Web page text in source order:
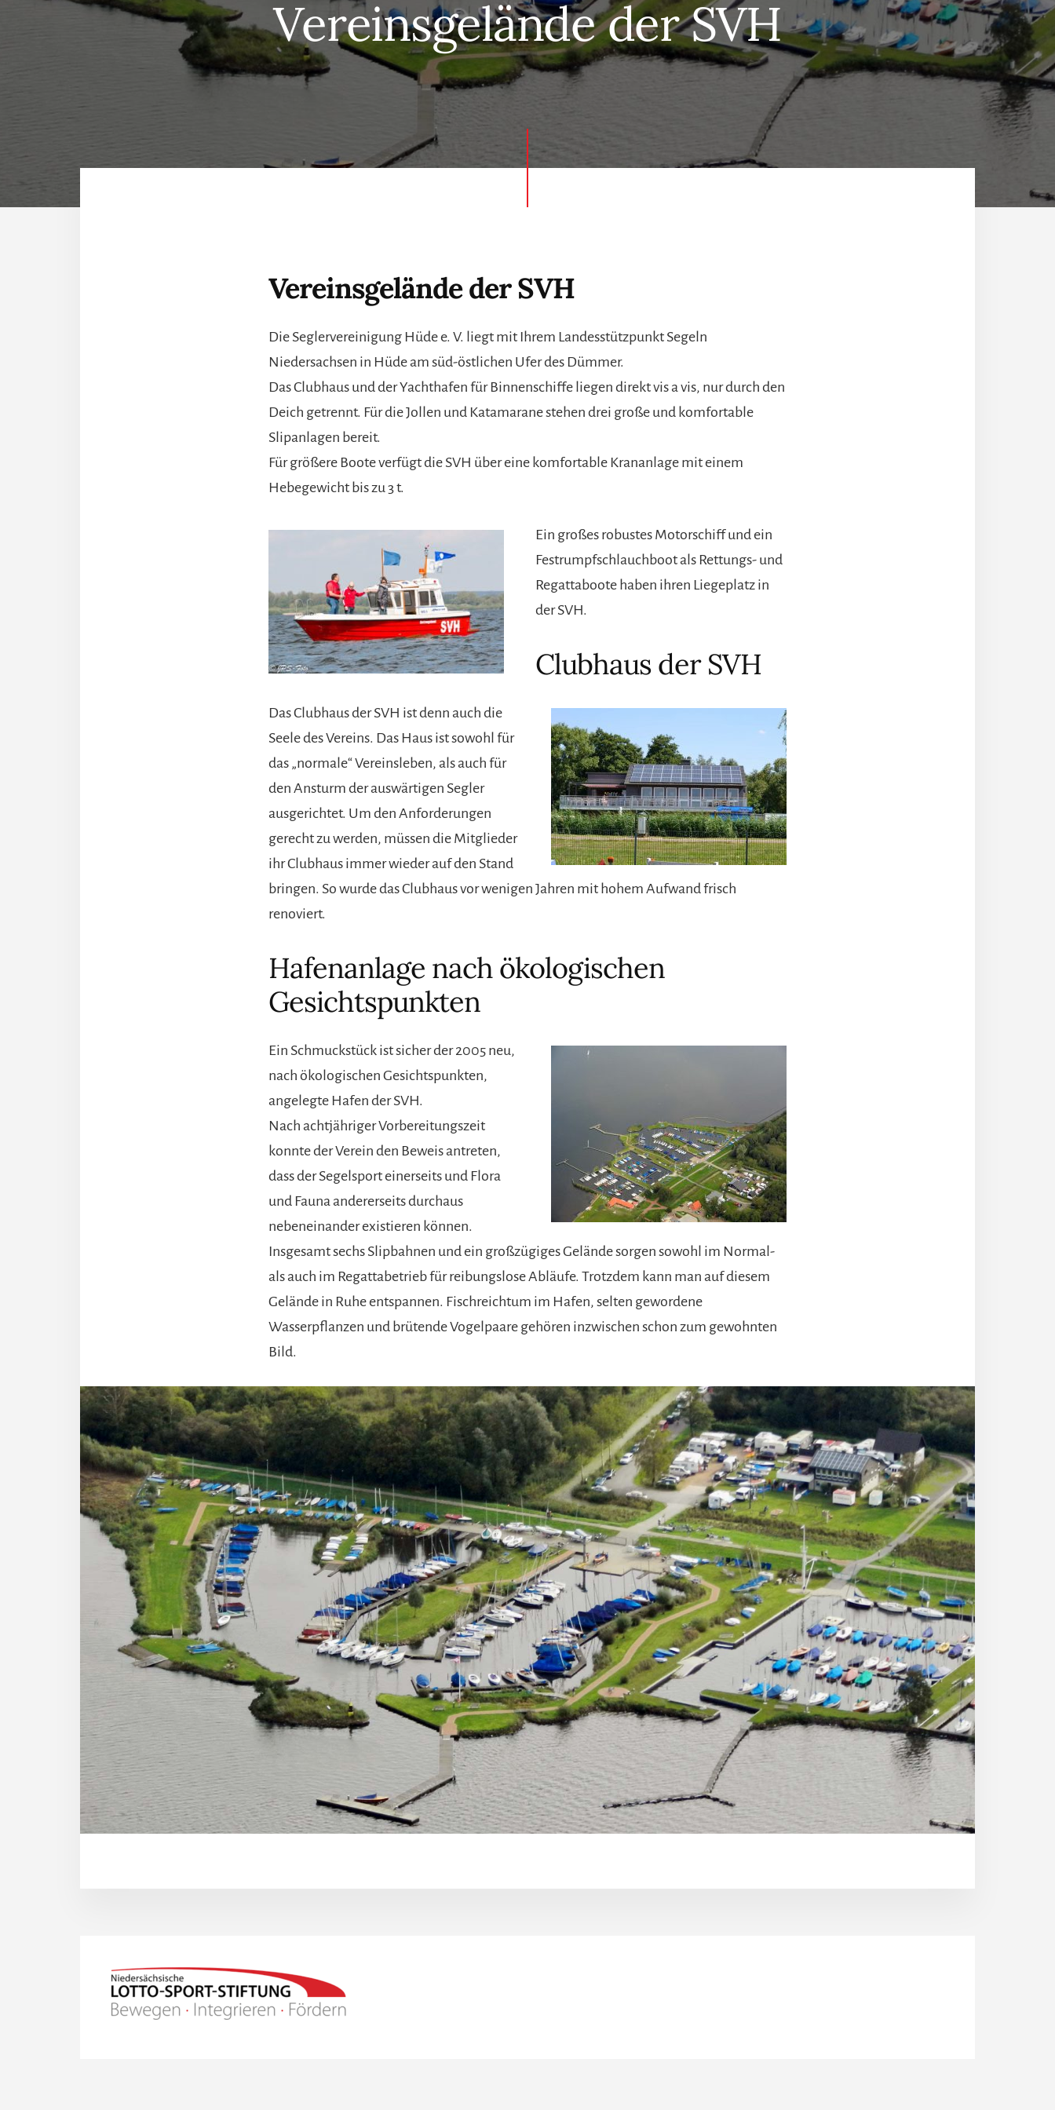
Vereinsgelände der SVH
Vereinsgelände der SVH
Die Seglervereinigung Hüde e. V. liegt mit Ihrem Landesstützpunkt Segeln
Niedersachsen in Hüde am süd-östlichen Ufer des Dümmer.
Das Clubhaus und der Yachthafen für Binnenschiffe liegen direkt vis a vis, nur durch den
Deich getrennt. Für die Jollen und Katamarane stehen drei große und komfortable
Slipanlagen bereit.
Für größere Boote verfügt die SVH über eine komfortable Krananlage mit einem
Hebegewicht bis zu 3 t.
Ein großes robustes Motorschiff und ein
Festrumpfschlauchboot als Rettungs- und
Regattaboote haben ihren Liegeplatz in
der SVH.
Clubhaus der SVH
Das Clubhaus der SVH ist denn auch die
Seele des Vereins. Das Haus ist sowohl für
das „normale“ Vereinsleben, als auch für
den Ansturm der auswärtigen Segler
ausgerichtet. Um den Anforderungen
gerecht zu werden, müssen die Mitglieder
ihr Clubhaus immer wieder auf den Stand
bringen. So wurde das Clubhaus vor wenigen Jahren mit hohem Aufwand frisch
renoviert.
Hafenanlage nach ökologischen
Gesichtspunkten
Ein Schmuckstück ist sicher der 2005 neu,
nach ökologischen Gesichtspunkten,
angelegte Hafen der SVH.
Nach achtjähriger Vorbereitungszeit
konnte der Verein den Beweis antreten,
dass der Segelsport einerseits und Flora
und Fauna andererseits durchaus
nebeneinander existieren können.
Insgesamt sechs Slipbahnen und ein großzügiges Gelände sorgen sowohl im Normal-
als auch im Regattabetrieb für reibungslose Abläufe. Trotzdem kann man auf diesem
Gelände in Ruhe entspannen. Fischreichtum im Hafen, selten gewordene
Wasserpflanzen und brütende Vogelpaare gehören inzwischen schon zum gewohnten
Bild.